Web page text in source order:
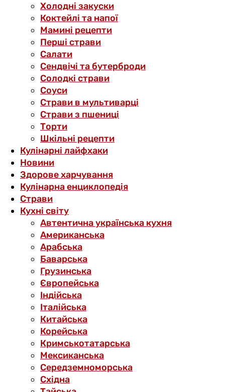
Холодні закуски
Коктейлі та напої
Мамині рецепти
Перші страви
Салати
Сендвічі та бутерброди
Солодкі страви
Соуси
Страви в мультиварці
Страви з пшениці
Торти
Шкільні рецепти
Кулінарні лайфхаки
Новини
Здорове харчування
Кулінарна енциклопедія
Страви
Кухні світу
Автентична українська кухня
Американська
Арабська
Баварська
Грузинська
Європейська
Індійська
Італійська
Китайська
Корейська
Кримськотатарська
Мексиканська
Середземноморська
Східна